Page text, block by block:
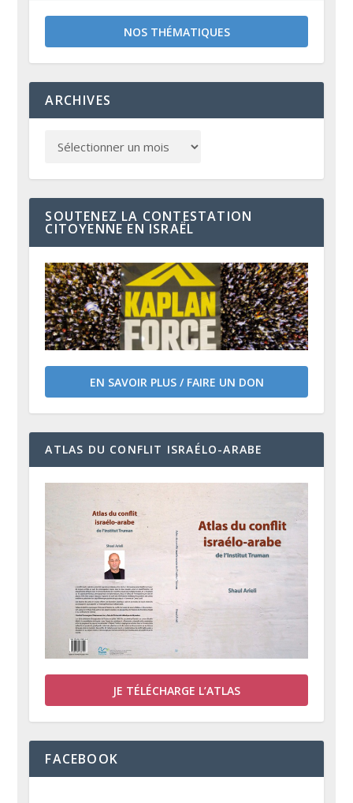
NOS THÉMATIQUES
ARCHIVES
SOUTENEZ LA CONTESTATION
CITOYENNE EN ISRAËL
EN SAVOIR PLUS / FAIRE UN DON
ATLAS DU CONFLIT ISRAÉLO-ARABE
JE TÉLÉCHARGE L’ATLAS
FACEBOOK